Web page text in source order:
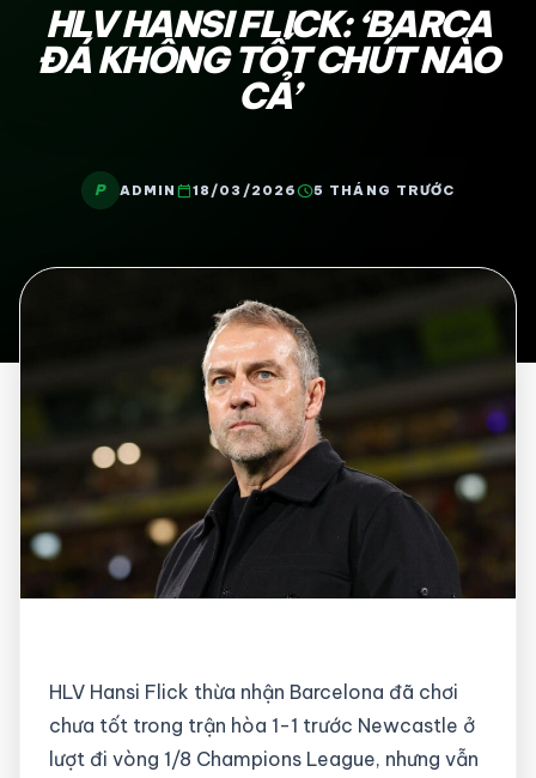
HLV HANSI FLICK: ‘BARCA
ĐÁ KHÔNG TỐT CHÚT NÀO
CẢ’
P ADMIN calendar_today18/03/2026schedule5 THÁNG TRƯỚC
HLV Hansi Flick thừa nhận Barcelona đã chơi
chưa tốt trong trận hòa 1-1 trước Newcastle ở
lượt đi vòng 1/8 Champions League, nhưng vẫn